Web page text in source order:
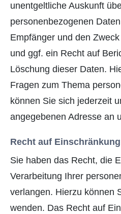
unentgeltliche Auskunft
personenbezogenen
Empfänger und den
und ggf. ein Recht auf
Löschung dieser Daten.
Fragen zum Thema
können Sie sich jederzeit
angegebenen Adresse an
Recht auf
Sie haben das Recht, die
Verarbeitung Ihrer
verlangen. Hierzu können
wenden. Das Recht auf